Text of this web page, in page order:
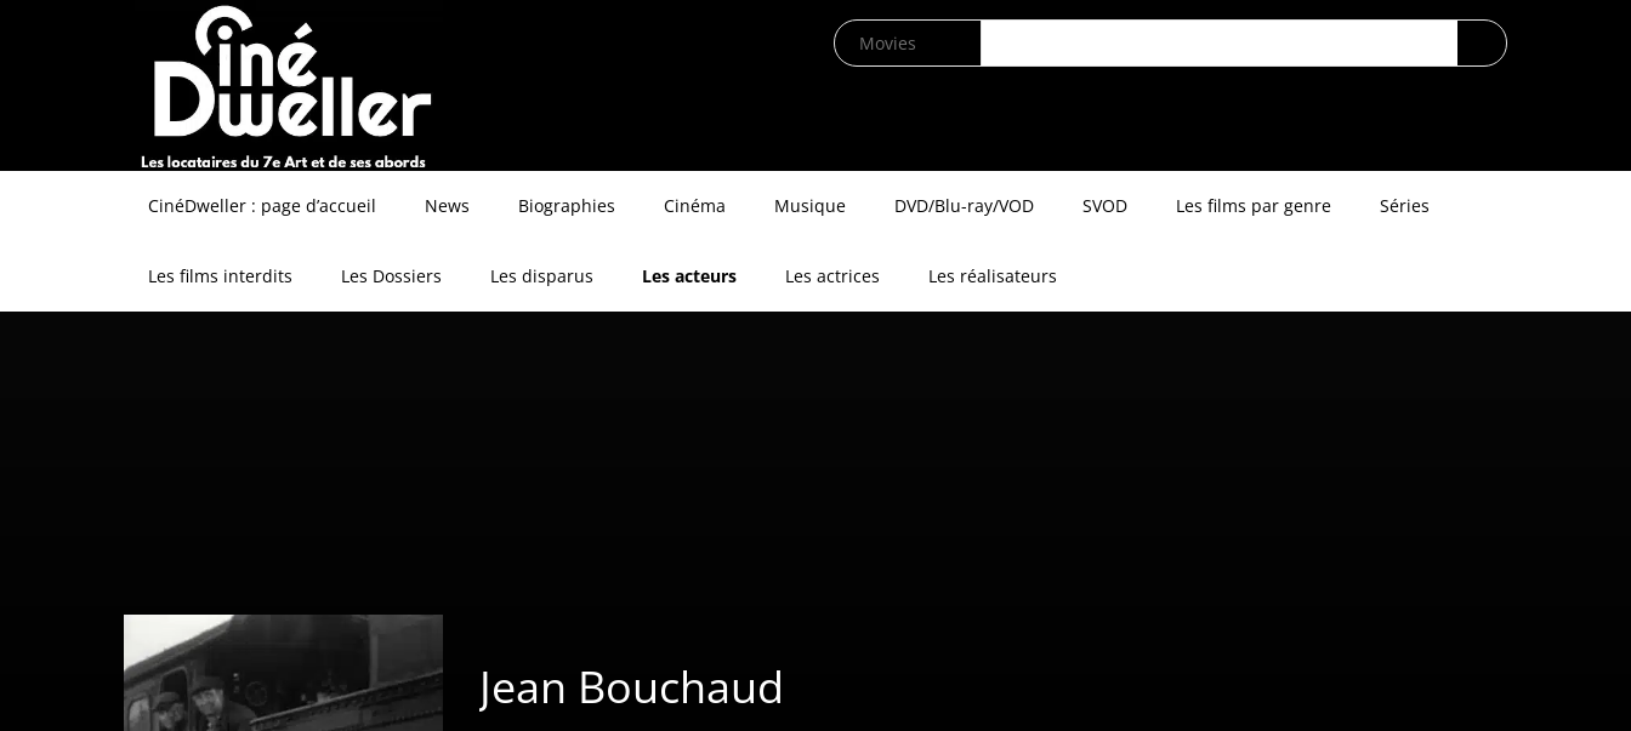
CinéDweller : page d’accueil News Biographies Cinéma Musique DVD/Blu-ray/VOD SVOD Les films par genre Séries
Les films interdits Les Dossiers Les disparus Les acteurs Les actrices Les réalisateurs
Jean Bouchaud